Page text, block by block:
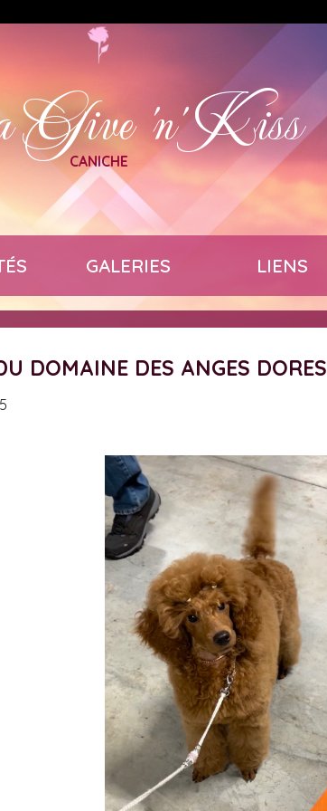
Give 'n' Kiss
CANICHE
GALERIES LIENS
DOMAINE DES ANGES DORES